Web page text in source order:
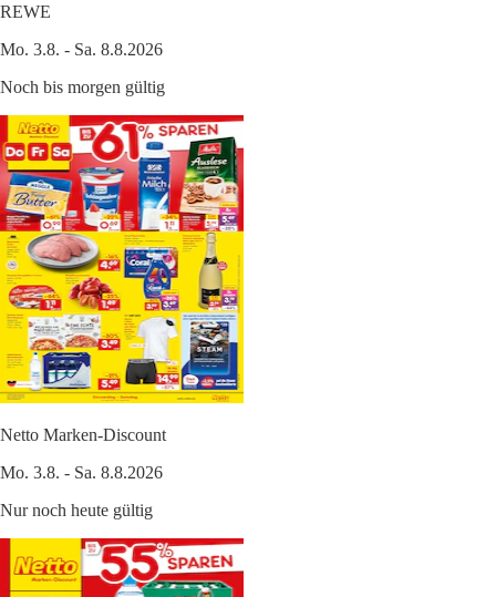
REWE
Mo. 3.8. - Sa. 8.8.2026
Noch bis morgen gültig
Netto Marken-Discount
Mo. 3.8. - Sa. 8.8.2026
Nur noch heute gültig